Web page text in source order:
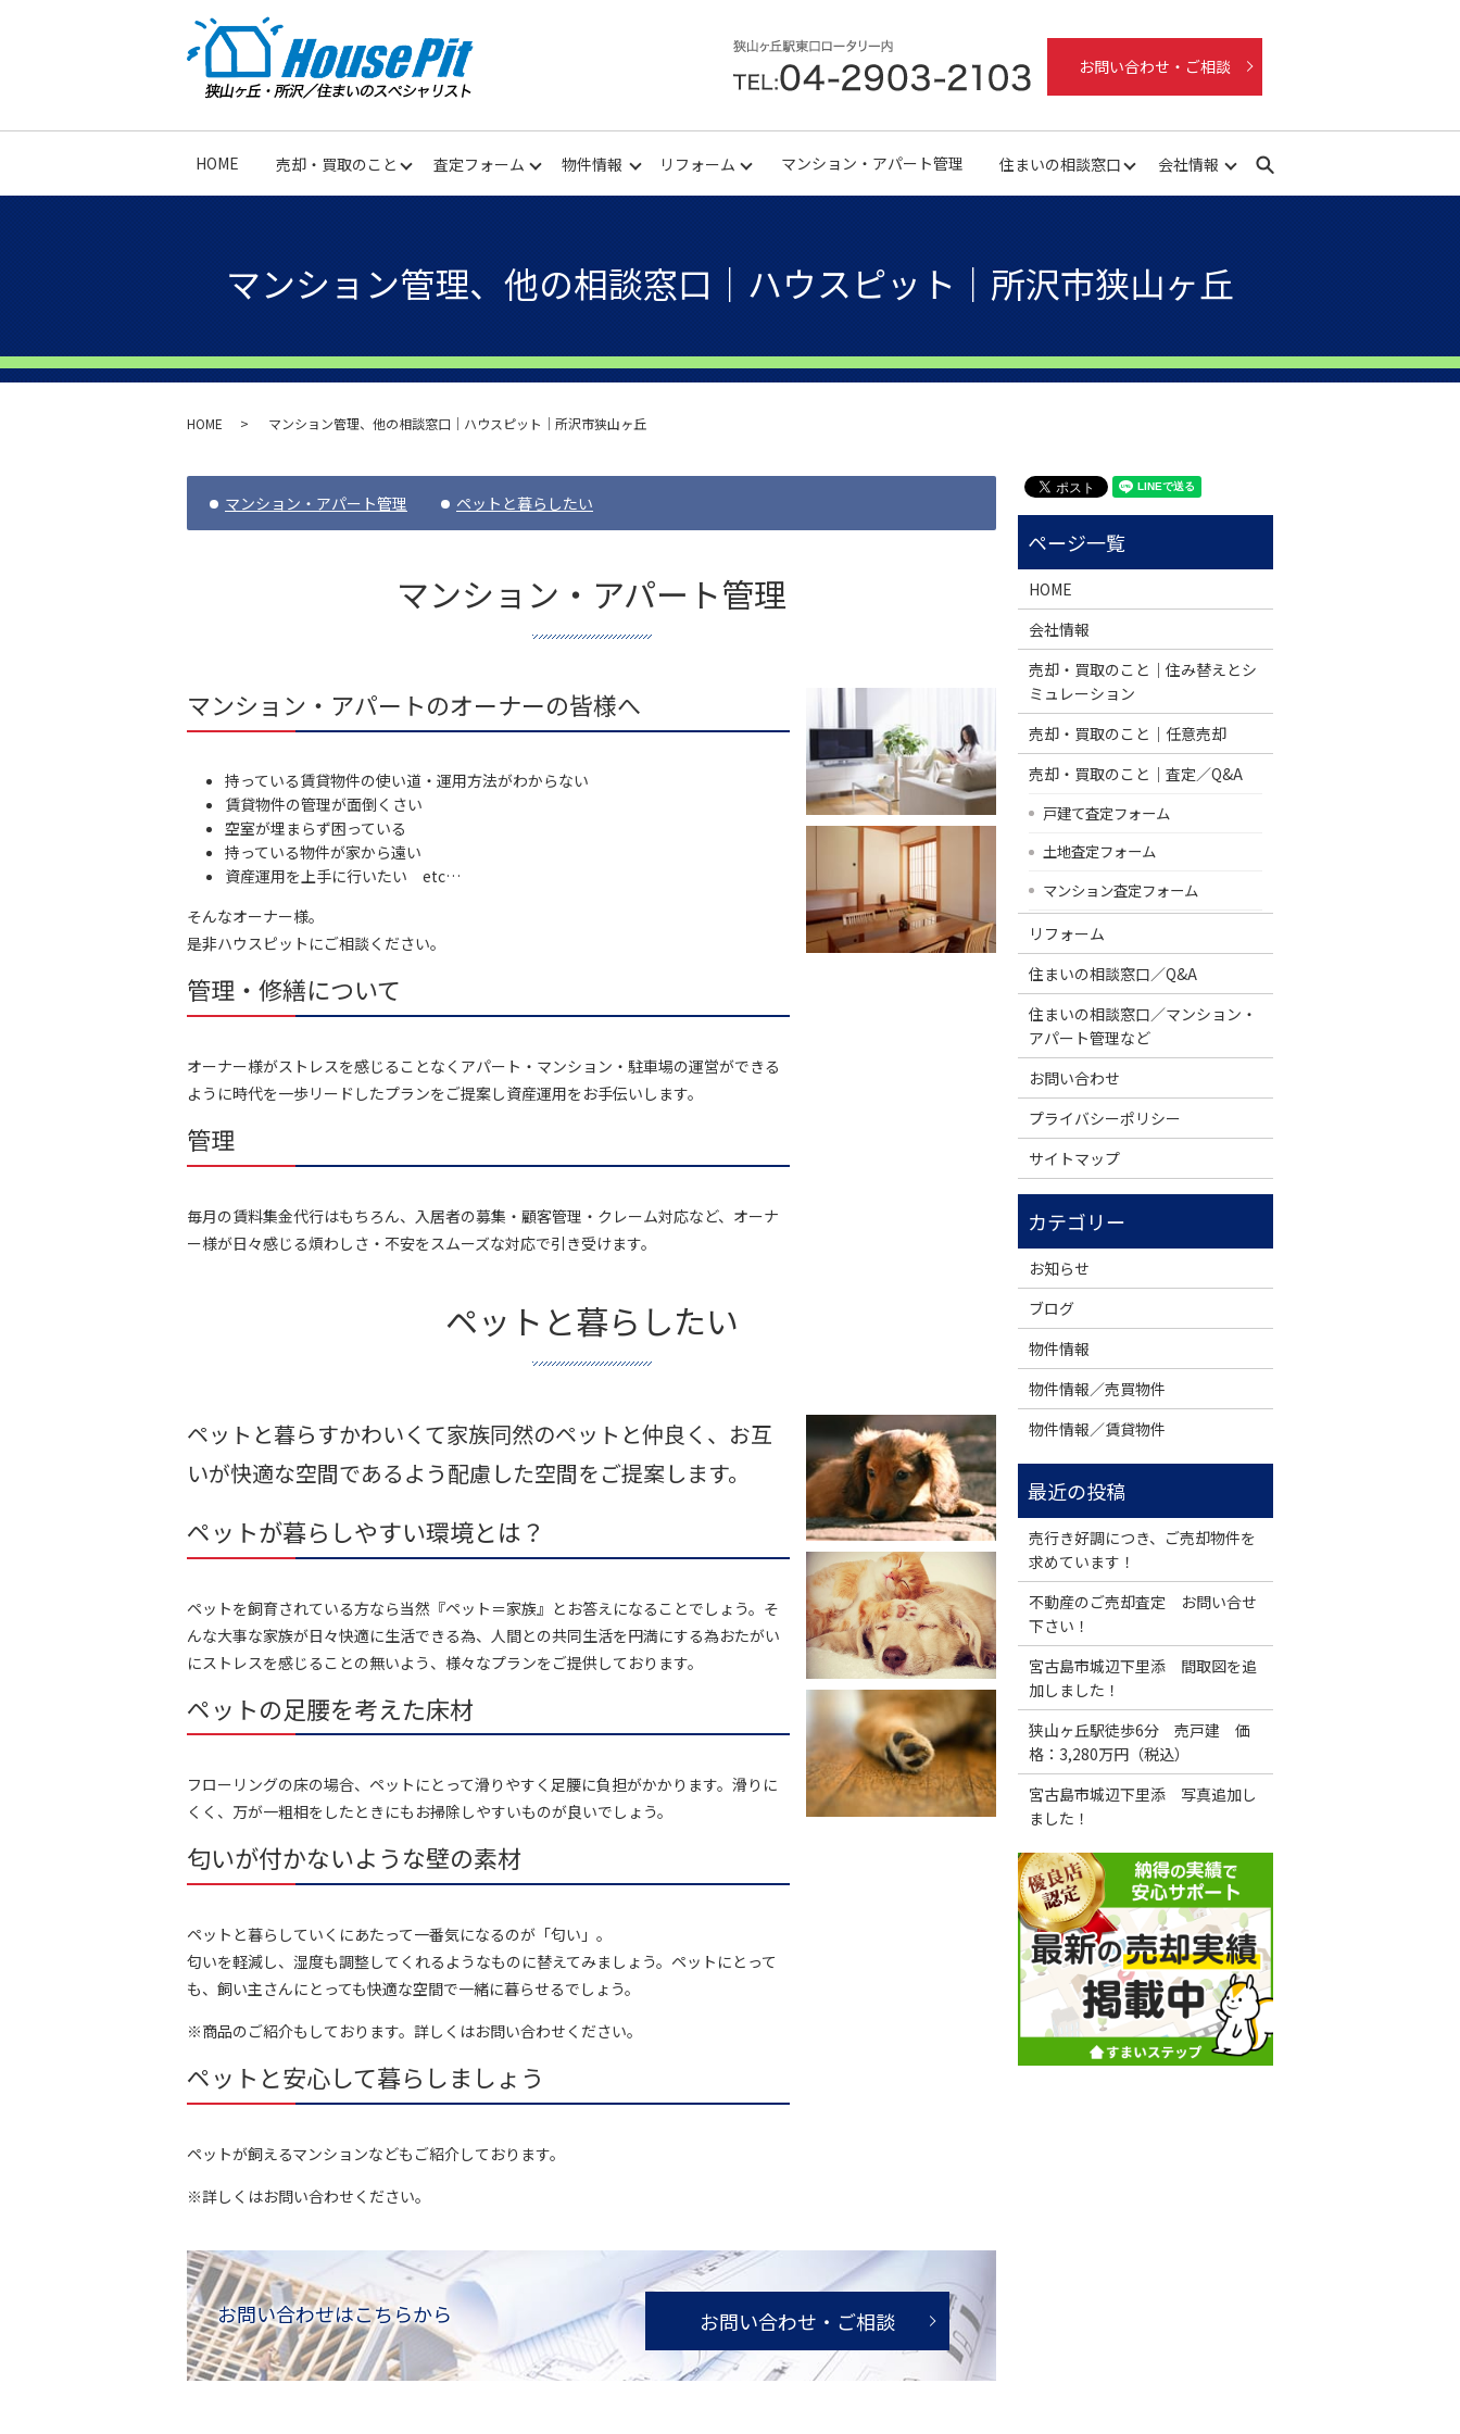
お問い合わせ・ご相談
HOME 売却・買取のこと 査定フォーム 物件情報 リフォーム マンション・アパート管理 住まいの相談窓口 会社情報 search
マンション管理、他の相談窓口｜ハウスピット｜所沢市狭山ヶ丘
HOME マンション管理、他の相談窓口｜ハウスピット｜所沢市狭山ヶ丘
マンション・アパート管理 ペットと暮らしたい
マンション・アパート管理
マンション・アパートのオーナーの皆様へ
持っている賃貸物件の使い道・運用方法がわからない
賃貸物件の管理が面倒くさい
空室が埋まらず困っている
持っている物件が家から遠い
資産運用を上手に行いたい etc…
そんなオーナー様。
是非ハウスピットにご相談ください。
管理・修繕について
オーナー様がストレスを感じることなくアパート・マンション・駐車場の運営ができる
ように時代を一歩リードしたプランをご提案し資産運用をお手伝いします。
管理
毎月の賃料集金代行はもちろん、入居者の募集・顧客管理・クレーム対応など、オーナ
ー様が日々感じる煩わしさ・不安をスムーズな対応で引き受けます。
ペットと暮らしたい
ペットと暮らすかわいくて家族同然のペットと仲良く、お互
いが快適な空間であるよう配慮した空間をご提案します。
ペットが暮らしやすい環境とは？
ペットを飼育されている方なら当然『ペット＝家族』とお答えになることでしょう。そ
んな大事な家族が日々快適に生活できる為、人間との共同生活を円満にする為おたがい
にストレスを感じることの無いよう、様々なプランをご提供しております。
ペットの足腰を考えた床材
フローリングの床の場合、ペットにとって滑りやすく足腰に負担がかかります。滑りに
くく、万が一粗相をしたときにもお掃除しやすいものが良いでしょう。
匂いが付かないような壁の素材
ペットと暮らしていくにあたって一番気になるのが「匂い」。
匂いを軽減し、湿度も調整してくれるようなものに替えてみましょう。ペットにとって
も、飼い主さんにとっても快適な空間で一緒に暮らせるでしょう。
※商品のご紹介もしております。詳しくはお問い合わせください。
ペットと安心して暮らしましょう
ペットが飼えるマンションなどもご紹介しております。
※詳しくはお問い合わせください。
お問い合わせはこちらから お問い合わせ・ご相談
HOME
会社情報
売却・買取のこと｜住み替えとシ
ミュレーション
売却・買取のこと｜任意売却
売却・買取のこと｜査定／Q&A
戸建て査定フォーム
土地査定フォーム
マンション査定フォーム
リフォーム
住まいの相談窓口／Q&A
住まいの相談窓口／マンション・
アパート管理など
お問い合わせ
プライバシーポリシー
サイトマップ
お知らせ
ブログ
物件情報
物件情報／売買物件
物件情報／賃貸物件
売行き好調につき、ご売却物件を
求めています！
不動産のご売却査定 お問い合せ
下さい！
宮古島市城辺下里添 間取図を追
加しました！
狭山ヶ丘駅徒歩6分 売戸建 価
格：3,280万円（税込）
宮古島市城辺下里添 写真追加し
ました！